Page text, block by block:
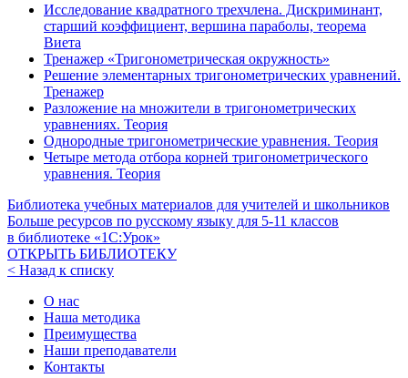
Исследование квадратного трехчлена. Дискриминант,
старший коэффициент, вершина параболы, теорема
Виета
Тренажер «Тригонометрическая окружность»
Решение элементарных тригонометрических уравнений.
Тренажер
Разложение на множители в тригонометрических
уравнениях. Теория
Однородные тригонометрические уравнения. Теория
Четыре метода отбора корней тригонометрического
уравнения. Теория
Библиотека учебных материалов для учителей и школьников
Больше ресурсов по русскому языку для 5-11 классов
в библиотеке «1С:Урок»
ОТКРЫТЬ БИБЛИОТЕКУ
< Назад к списку
О нас
Наша методика
Преимущества
Наши преподаватели
Контакты